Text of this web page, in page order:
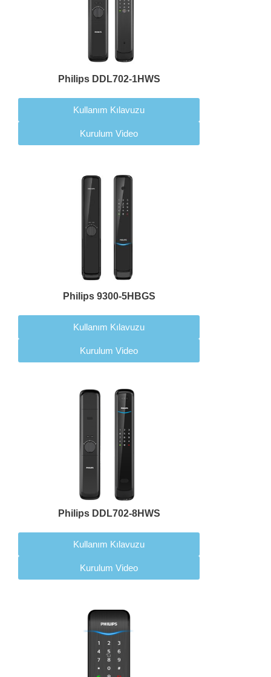
Philips DDL702-1HWS
Kullanım Kılavuzu
Kurulum Video
Philips 9300-5HBGS
Kullanım Kılavuzu
Kurulum Video
Philips DDL702-8HWS
Kullanım Kılavuzu
Kurulum Video